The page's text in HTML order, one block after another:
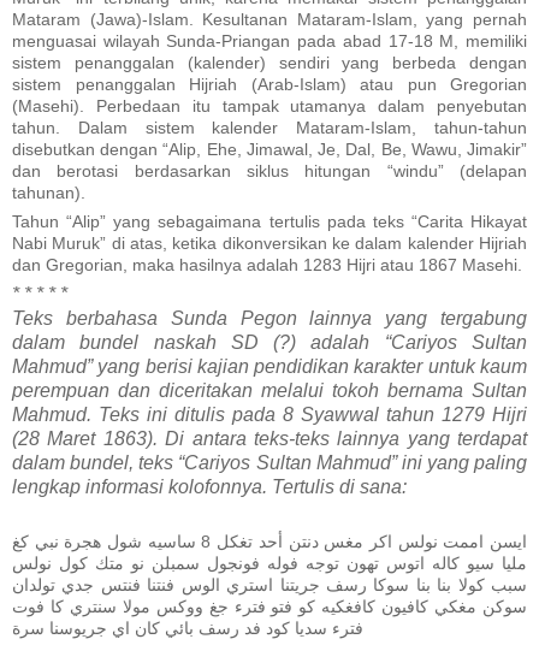
Mataram (Jawa)-Islam. Kesultanan Mataram-Islam, yang pernah
menguasai wilayah Sunda-Priangan pada abad 17-18 M, memiliki
sistem penanggalan (kalender) sendiri yang berbeda dengan
sistem penanggalan Hijriah (Arab-Islam) atau pun Gregorian
(Masehi). Perbedaan itu tampak utamanya dalam penyebutan
tahun. Dalam sistem kalender Mataram-Islam, tahun-tahun
disebutkan dengan “Alip, Ehe, Jimawal, Je, Dal, Be, Wawu, Jimakir”
dan berotasi berdasarkan siklus hitungan “windu” (delapan
tahunan).
Tahun “Alip” yang sebagaimana tertulis pada teks “Carita Hikayat
Nabi Muruk” di atas, ketika dikonversikan ke dalam kalender Hijriah
dan Gregorian, maka hasilnya adalah 1283 Hijri atau 1867 Masehi.
* * * * *
Teks berbahasa Sunda Pegon lainnya yang tergabung
dalam bundel naskah SD (?) adalah “Cariyos Sultan
Mahmud” yang berisi kajian pendidikan karakter untuk kaum
perempuan dan diceritakan melalui tokoh bernama Sultan
Mahmud. Teks ini ditulis pada 8 Syawwal tahun 1279 Hijri
(28 Maret 1863). Di antara teks-teks lainnya yang terdapat
dalam bundel, teks “Cariyos Sultan Mahmud” ini yang paling
lengkap informasi kolofonnya. Tertulis di sana:
ايسن اممت نولس اكر مغس دنتن أحد تغكل 8 ساسيه شول هجرة نبي كغ
مليا سيو كاله اتوس تهون توجه فوله فونجول سمبلن نو متك كول نولس
سبب كولا بنا بنا سوكا رسف جريتنا استري الوس فنتنا فنتس جدي تولدان
سوكن مغكي كافيون كافغكيه كو فتو فترء جغ ووكس مولا سنتري كا فوت
فترء سديا كود فد رسف بائي كان اي جريوسنا سرة